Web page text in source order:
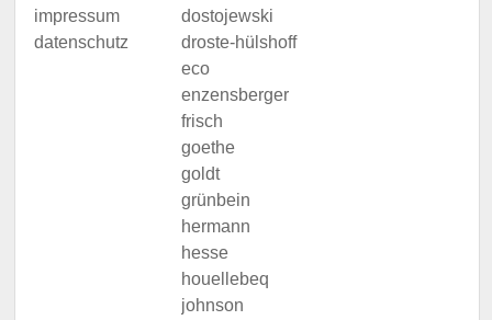
impressum
datenschutz
dostojewski
droste-hülshoff
eco
enzensberger
frisch
goethe
goldt
grünbein
hermann
hesse
houellebeq
johnson